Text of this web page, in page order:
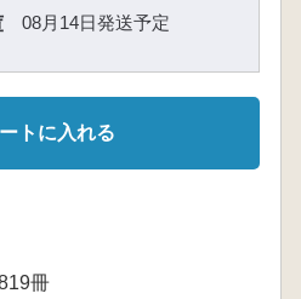
08月14日発送予定
トに入れる
冊